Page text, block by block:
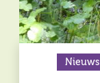
Nieuws